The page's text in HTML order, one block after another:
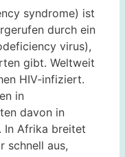
syndrome) ist
durch ein
virus),
gibt. Weltweit
HIV-infiziert.
in
davon in
In Afrika breitet
schnell aus,